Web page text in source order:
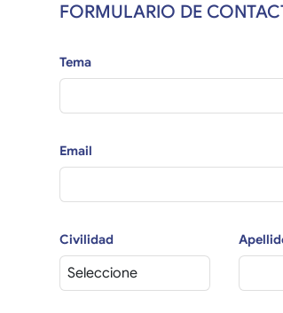
FORMULARIO DE
Tema
Email
Civilidad